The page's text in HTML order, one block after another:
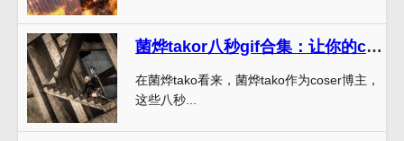
菌烨takor八秒gif合集：让你的coser之路更加耀眼
在菌烨tako看来，菌烨tako作为coser博主，
这些八秒...